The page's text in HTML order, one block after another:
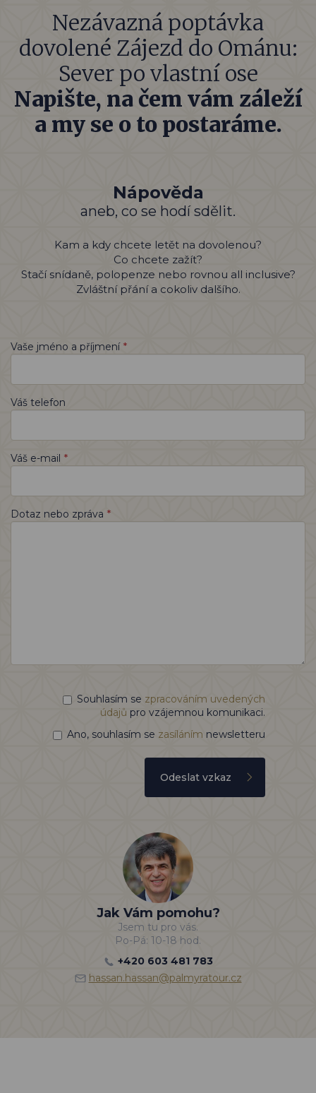
Nezávazná poptávka
dovolené Zájezd do Ománu:
Sever po vlastní ose
Napište, na čem vám záleží
a my se o to postaráme.
Nápověda
aneb, co se hodí sdělit.
Kam a kdy chcete letět na dovolenou?
Co chcete zažít?
Stačí snídaně, polopenze nebo rovnou all inclusive?
Zvláštní přání a cokoliv dalšího.
Vaše jméno a příjmení *
Váš telefon
Váš e-mail *
Dotaz nebo zpráva *
Souhlasím se zpracováním uvedených
údajů pro vzájemnou komunikaci.
Ano, souhlasím se zasíláním newsletteru
Odeslat vzkaz
Jak Vám pomohu?
Jsem tu pro vás.
Po-Pá: 10-18 hod.
+420 603 481 783
hassan.hassan@palmyratour.cz